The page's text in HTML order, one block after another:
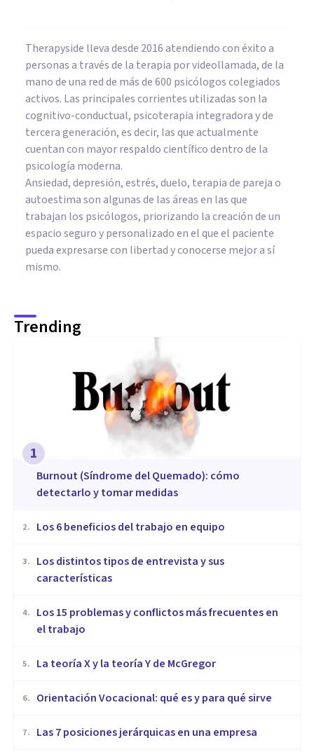
Therapyside lleva desde 2016 atendiendo con éxito a
personas a través de la terapia por videollamada, de la
mano de una red de más de 600 psicólogos colegiados
activos. Las principales corrientes utilizadas son la
cognitivo-conductual, psicoterapia integradora y de
tercera generación, es decir, las que actualmente
cuentan con mayor respaldo científico dentro de la
psicología moderna.
Ansiedad, depresión, estrés, duelo, terapia de pareja o
autoestima son algunas de las áreas en las que
trabajan los psicólogos, priorizando la creación de un
espacio seguro y personalizado en el que el paciente
pueda expresarse con libertad y conocerse mejor a sí
mismo.
Trending
1
Burnout (Síndrome del Quemado): cómo
detectarlo y tomar medidas
2. ​Los 6 beneficios del trabajo en equipo
3.
​Los distintos tipos de entrevista y sus
características
4.
​Los 15 problemas y conflictos más frecuentes en
el trabajo
5. La teoría X y la teoría Y de McGregor
6. Orientación Vocacional: qué es y para qué sirve
7. Las 7 posiciones jerárquicas en una empresa